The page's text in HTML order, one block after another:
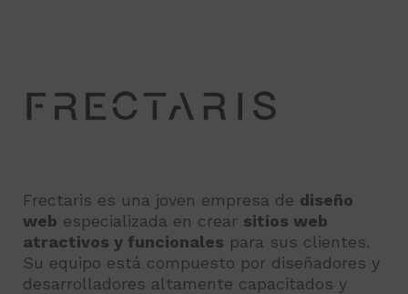
Frectaris es una joven empresa de diseño
web especializada en crear sitios web
atractivos y funcionales para sus clientes.
Su equipo está compuesto por diseñadores y
desarrolladores altamente capacitados y